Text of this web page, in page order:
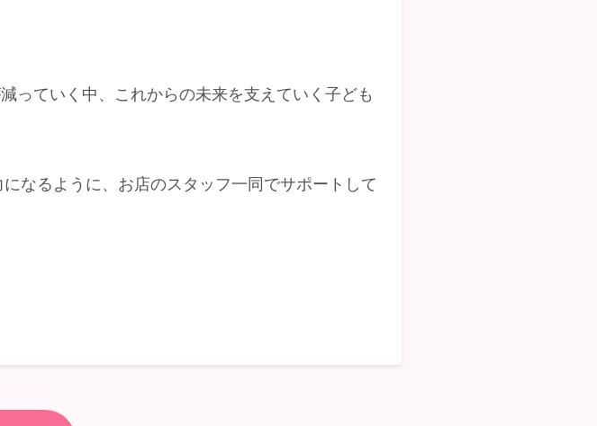
っていく中、これからの未来を支えていく子ども
なるように、お店のスタッフ一同でサポートして